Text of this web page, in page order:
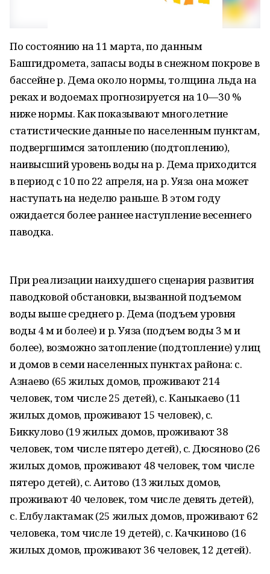
По состоянию на 11 марта, по данным
Башгидромета, запасы воды в снежном покрове в
бассейне р. Дема около нормы, толщина льда на
реках и водоемах прогнозируется на 10—30 %
ниже нормы. Как показывают многолетние
статистические данные по населенным пунктам,
подвергшимся затоплению (подтоплению),
наивысший уровень воды на р. Дема приходится
в период с 10 по 22 апреля, на р. Уяза она может
наступать на неделю раньше. В этом году
ожидается более раннее наступление весеннего
паводка.
При реализации наихудшего сценария развития
паводковой обстановки, вызванной подъемом
воды выше среднего р. Дема (подъем уровня
воды 4 м и более) и р. Уяза (подъем воды 3 м и
более), возможно затопление (подтопление) улиц
и домов в семи населенных пунктах района: с.
Азнаево (65 жилых домов, проживают 214
человек, том числе 25 детей), с. Каныкаево (11
жилых домов, проживают 15 человек), с.
Биккулово (19 жилых домов, проживают 38
человек, том числе пятеро детей), с. Дюсяново (26
жилых домов, проживают 48 человек, том числе
пятеро детей), с. Аитово (13 жилых домов,
проживают 40 человек, том числе девять детей),
с. Елбулактамак (25 жилых домов, проживают 62
человека, том числе 19 детей), с. Качкиново (16
жилых домов, проживают 36 человек, 12 детей).